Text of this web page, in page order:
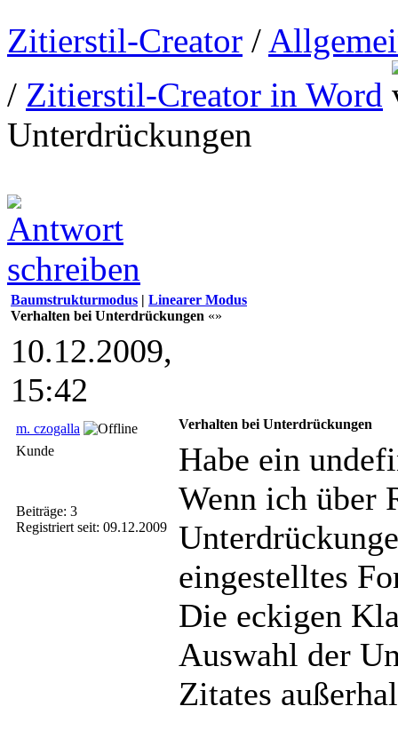
Zitierstil-Creator /
/ Zitierstil-Creator in Word
Unterdrückungen
Baumstrukturmodus | Linearer Modus
Verhalten bei Unterdrückungen «»
10.12.2009,
15:42
m. czogalla
Kunde
Beiträge: 3
Registriert seit: 09.12.2009
Verhalten bei Unterdrückungen
Habe ein
Wenn ich über
eingestelltes
Die eckigen
Auswahl der
Zitates